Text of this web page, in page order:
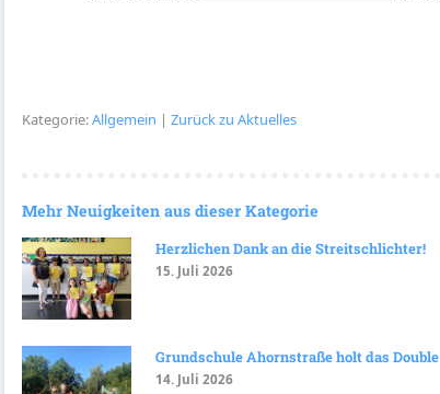
Kategorie:Allgemein | Zurück zu Aktuelles
Mehr Neuigkeiten aus dieser Kategorie
Herzlichen Dank an die Streitschlichter!
15. Juli 2026
Grundschule Ahornstraße holt das Double
14. Juli 2026